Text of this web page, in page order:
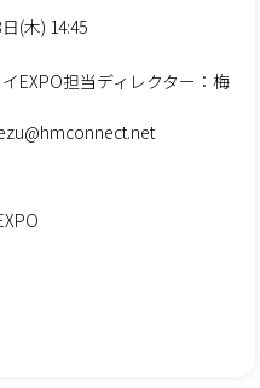
(木) 14:45
EXPO担当ディレクター：梅